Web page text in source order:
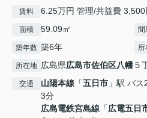
賃料 6.25万円 管理/共益費 3,500
面積 59.09㎡ 間
築年数 築6年 所
所在地 広島県広島市佐伯区八幡５
交通 山陽本線 「五日市 」駅 バ
3分
広島電鉄宮島線 「広電五日